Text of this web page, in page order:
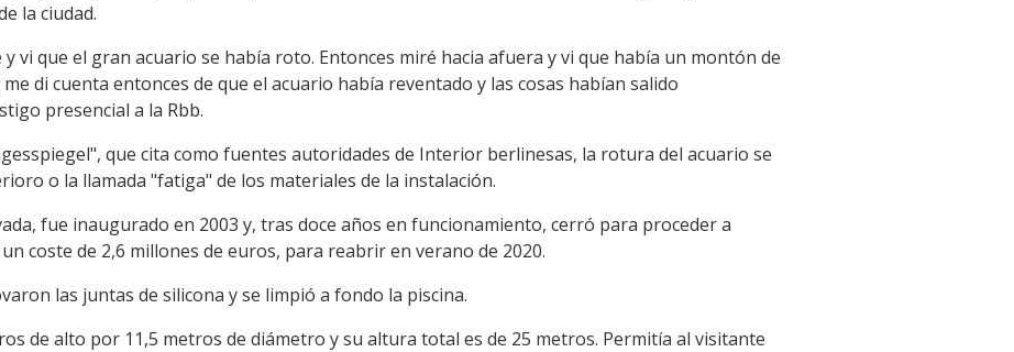
la ciudad.
vi que el gran acuario se había roto. Entonces miré hacia afuera y vi que había un montón de
di cuenta entonces de que el acuario había reventado y las cosas habían salido
presencial a la Rbb.
que cita como fuentes autoridades de Interior berlinesas, la rotura del acuario se
o la llamada "fatiga" de los materiales de la instalación.
fue inaugurado en 2003 y, tras doce años en funcionamiento, cerró para proceder a
coste de 2,6 millones de euros, para reabrir en verano de 2020.
las juntas de silicona y se limpió a fondo la piscina.
de alto por 11,5 metros de diámetro y su altura total es de 25 metros. Permitía al visitante